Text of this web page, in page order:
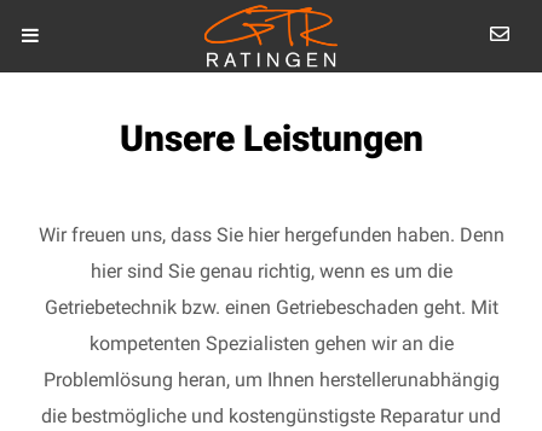
Unsere Leistungen
Wir freuen uns, dass Sie hier hergefunden haben. Denn
hier sind Sie genau richtig, wenn es um die
Getriebetechnik bzw. einen Getriebeschaden geht. Mit
kompetenten Spezialisten gehen wir an die
Problemlösung heran, um Ihnen herstellerunabhängig
die bestmögliche und kostengünstigste Reparatur und